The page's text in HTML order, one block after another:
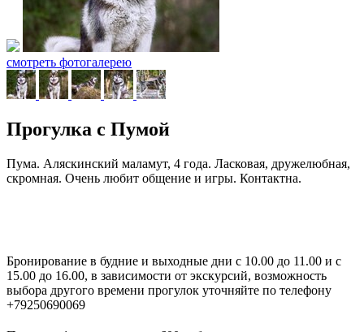
смотреть фотогалерею
Прогулка с Пумой
Пума. Аляскинский маламут, 4 года. Ласковая, дружелюбная,
скромная. Очень любит общение и игры. Контактна.
Бронирование в будние и выходные дни с 10.00 до 11.00 и с
15.00 до 16.00, в зависимости от экскурсий, возможность
выбора другого времени прогулок уточняйте по телефону
+79250690069